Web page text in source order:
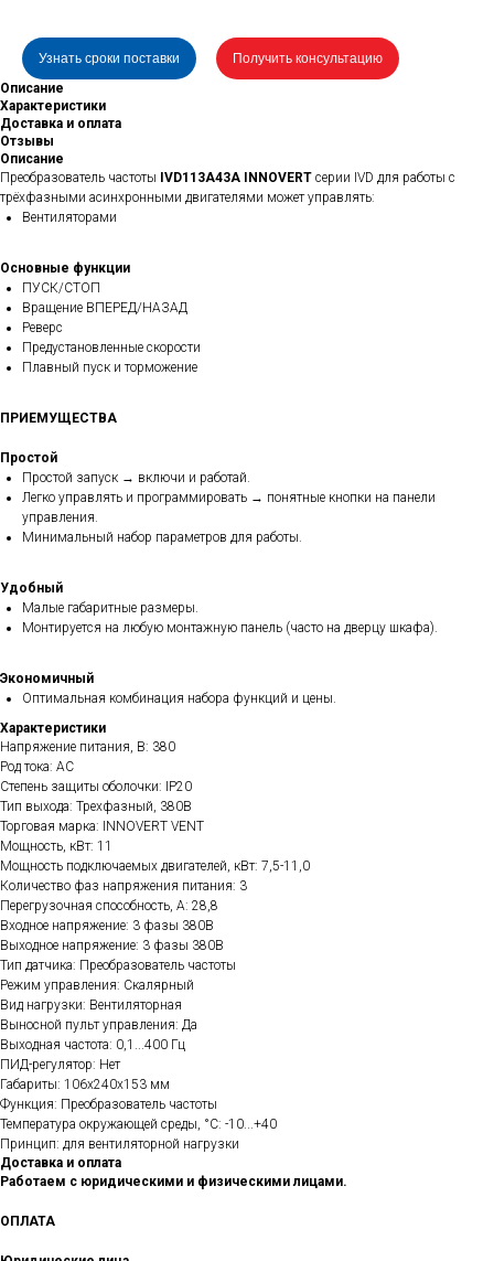
Узнать сроки поставки
Получить консультацию
Описание
Характеристики
Доставка и оплата
Отзывы
Описание
Преобразователь частоты IVD113A43A INNOVERT серии IVD для работы с
трёхфазными асинхронными двигателями может управлять:
Вентиляторами
Основные функции
ПУСК/СТОП
Вращение ВПЕРЕД/НАЗАД
Реверс
Предустановленные скорости
Плавный пуск и торможение
ПРИЕМУЩЕСТВА
Простой
Простой запуск → включи и работай.
Легко управлять и программировать → понятные кнопки на панели
управления.
Минимальный набор параметров для работы.
Удобный
Малые габаритные размеры.
Монтируется на любую монтажную панель (часто на дверцу шкафа).
Экономичный
Оптимальная комбинация набора функций и цены.
Характеристики
Напряжение питания, В: 380
Род тока: AC
Степень защиты оболочки: IP20
Тип выхода: Трехфазный, 380В
Торговая марка: INNOVERT VENT
Мощность, кВт: 11
Мощность подключаемых двигателей, кВт: 7,5-11,0
Количество фаз напряжения питания: 3
Перегрузочная способность, А: 28,8
Входное напряжение: 3 фазы 380В
Выходное напряжение: 3 фазы 380В
Тип датчика: Преобразователь частоты
Режим управления: Скалярный
Вид нагрузки: Вентиляторная
Выносной пульт управления: Да
Выходная частота: 0,1...400 Гц
ПИД-регулятор: Нет
Габариты: 106х240х153 мм
Функция: Преобразователь частоты
Температура окружающей среды, °C: -10...+40
Принцип: для вентиляторной нагрузки
Доставка и оплата
Работаем с юридическими и физическими лицами.
ОПЛАТА